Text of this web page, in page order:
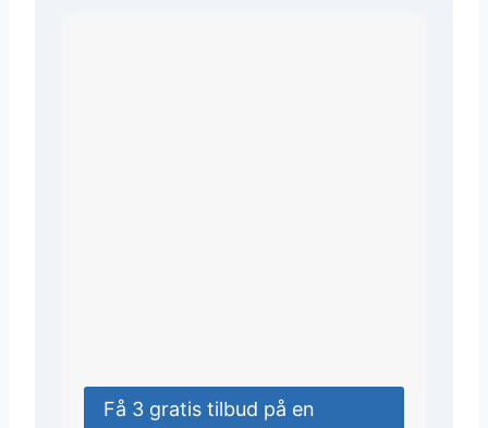
Få 3 gratis tilbud på en